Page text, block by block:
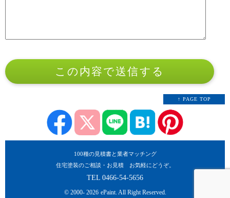
↑ PAGE TOP
100種の見積書と業者マッチング
住宅塗装のご相談・お見積
お気軽にどうぞ。
TEL 0466-54-5656
© 2000- 2026 ePaint. All Right Reserved.